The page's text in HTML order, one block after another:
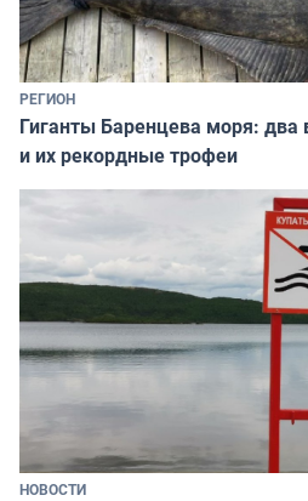
РЕГИОН
Гиганты Баренцева моря: два
и их рекордные трофеи
НОВОСТИ